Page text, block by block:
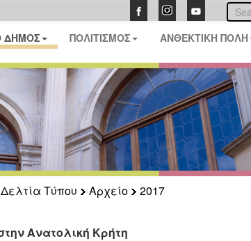
ΔΗΜΟΣ ΠΟΛΙΤΙΣΜΟΣ ΑΝΘΕΚΤΙΚΗ ΠΟΛΗ
Δελτία Τύπου Αρχείο
2017
Ανατολική Κρήτη